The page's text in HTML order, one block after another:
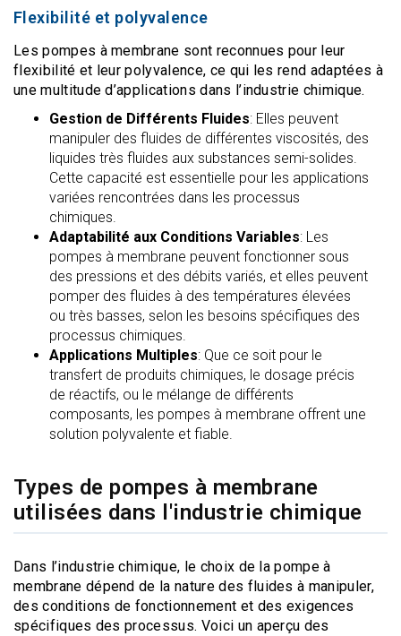
Flexibilité et polyvalence
Les pompes à membrane sont reconnues pour leur
flexibilité et leur polyvalence, ce qui les rend adaptées à
une multitude d’applications dans l’industrie chimique.
Gestion de Différents Fluides: Elles peuvent
manipuler des fluides de différentes viscosités, des
liquides très fluides aux substances semi-solides.
Cette capacité est essentielle pour les applications
variées rencontrées dans les processus
chimiques.
Adaptabilité aux Conditions Variables: Les
pompes à membrane peuvent fonctionner sous
des pressions et des débits variés, et elles peuvent
pomper des fluides à des températures élevées
ou très basses, selon les besoins spécifiques des
processus chimiques.
Applications Multiples: Que ce soit pour le
transfert de produits chimiques, le dosage précis
de réactifs, ou le mélange de différents
composants, les pompes à membrane offrent une
solution polyvalente et fiable.
Types de pompes à membrane
utilisées dans l'industrie chimique
Dans l’industrie chimique, le choix de la pompe à
membrane dépend de la nature des fluides à manipuler,
des conditions de fonctionnement et des exigences
spécifiques des processus. Voici un aperçu des